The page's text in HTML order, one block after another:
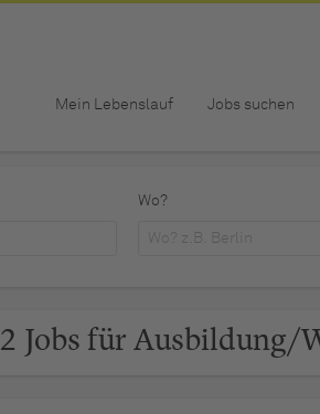
Mein Lebenslauf Jobs suchen
Wo?
2 Jobs für Ausbildung/